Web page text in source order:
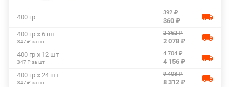
400 гр
392 ₽
360 ₽
400 гр х 6 шт
347 ₽ за шт
2 352 ₽
2 078 ₽
400 гр х 12 шт
347 ₽ за шт
4 704 ₽
4 156 ₽
400 гр х 24 шт
347 ₽ за шт
9 408 ₽
8 312 ₽